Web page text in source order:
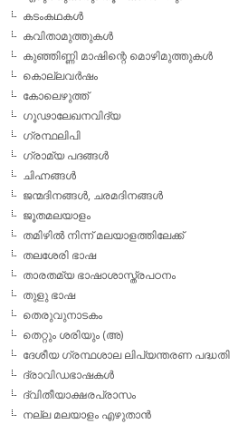
കടംകഥകള്‍
കവിതാമുത്തുകള്‍
കുഞ്ഞിണ്ണി മാഷിന്റെ മൊഴിമുത്തുകള്‍
കൊല്ലവര്‍ഷം
കോലെഴുത്ത്
ഗൂഢാലേഖനവിദ്യ
ഗ്രന്ഥലിപി
ഗ്രാമ്യ പദങ്ങള്‍
ചിഹ്നങ്ങള്‍
ജന്മദിനങ്ങള്‍, ചരമദിനങ്ങള്‍
ജൂതമലയാളം
തമിഴില്‍ നിന്ന് മലയാളത്തിലേക്ക്
തലശേരി ഭാഷ
താരതമ്യ ഭാഷാശാസ്ത്രപഠനം
തുളു ഭാഷ
തെരുവുനാടകം
തെറ്റും ശരിയും (അ)
ദേശീയ ഗ്രന്ഥശാല ലിപ്യന്തരണ പദ്ധതി
ദ്രാവിഡഭാഷകള്‍
ദ്വിതീയാക്ഷരപ്രാസം
നല്ല മലയാളം എഴുതാന്‍